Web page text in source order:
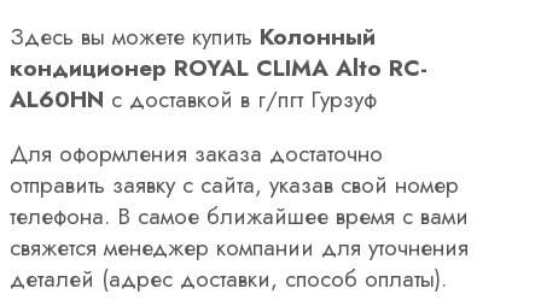
Здесь вы можете купить Колонный
кондиционер ROYAL CLIMA Alto RC-
AL60HN с доставкой в г/пгт Гурзуф
Для оформления заказа достаточно
отправить заявку с сайта, указав свой номер
телефона. В самое ближайшее время с вами
свяжется менеджер компании для уточнения
деталей (адрес доставки, способ оплаты).